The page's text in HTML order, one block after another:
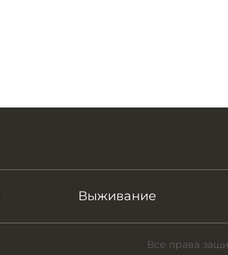
Выживание
Все права